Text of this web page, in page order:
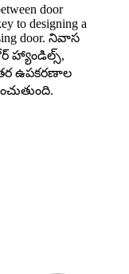
door
to designing a
door. నివాస
హ్యాండిల్స్,
ఉపకరణాల